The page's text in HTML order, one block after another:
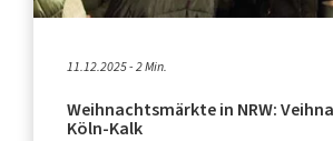
11.12.2025 - 2 Min.
Weihnachtsmärkte in NRW:
Köln-Kalk